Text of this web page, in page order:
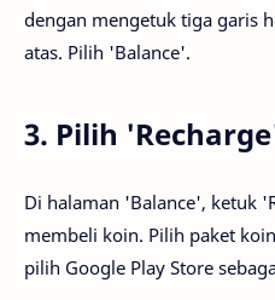
dengan mengetuk tiga garis
atas. Pilih 'Balance'.
3. Pilih
Di halaman 'Balance', ketuk
membeli koin. Pilih paket
pilih Google Play Store